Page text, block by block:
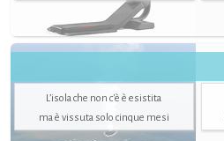
L’isola che non c'è è esistita
ma è vissuta solo cinque mesi